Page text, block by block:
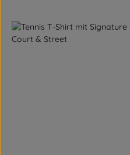
Bildergalerie überspringen